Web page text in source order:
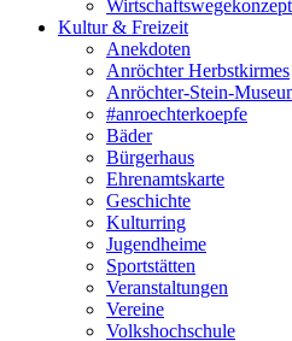
Wirtschaftswegekonzept
Kultur & Freizeit
Anekdoten
Anröchter Herbstkirmes
Anröchter-Stein-
#anroechterkoepfe
Bäder
Bürgerhaus
Ehrenamtskarte
Geschichte
Kulturring
Jugendheime
Sportstätten
Veranstaltungen
Vereine
Volkshochschule